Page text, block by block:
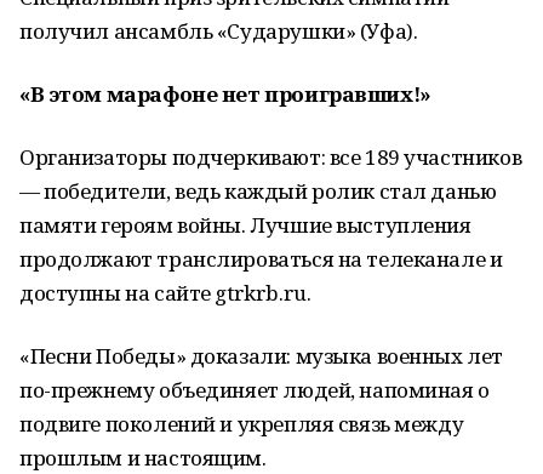
получил ансамбль «Сударушки» (Уфа).
«В этом марафоне нет проигравших!»
Организаторы подчеркивают: все 189 участников
— победители, ведь каждый ролик стал данью
памяти героям войны. Лучшие выступления
продолжают транслироваться на телеканале и
доступны на сайте gtrkrb.ru.
«Песни Победы» доказали: музыка военных лет
по-прежнему объединяет людей, напоминая о
подвиге поколений и укрепляя связь между
прошлым и настоящим.